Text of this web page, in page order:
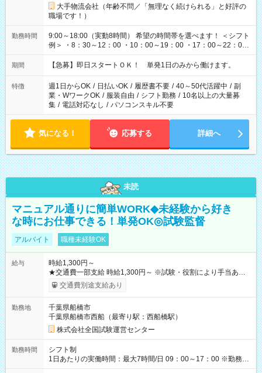
大手物流会社（年齢不問／「無理なく続けられる」と好評の
職場です！）
勤務時間
9:00～18:00（実動8時間） 希望の時間帯を選べます！ ＜シフト
例＞ ・8：30～12：00 ・10：00～19：00 ・17：00～22：00
・13：00～22：00 ・22：00～翌6：00 など
期間 【急募】即日スタートＯＫ！ 単発1日のみから働けます。
特徴 週1日からOK / 日払いOK / 履歴書不要 / 40～50代活躍中 / 副
業・WワークOK / 服装自由 / シフト勤務 / 10名以上の大量募
集 / 電話対応なし / パソコンスキル不要
気になる！ 応募する 詳細へ
未読
マニュアル通りに簡単WORK◆未経験から好き
な時にお仕事できる！単発OK◎試験監督
アルバイト 職種未経験OK
給与
時給1,300円～
★交通費一部支給 時給1,300円～ ※試験・役割により手当あり
※勤務回数により昇給あり 【即給（前払い）オプションあ
り！】 希望される場合、勤務から1週間ほどで給与の一部を受け
例】 ・河合塾模擬試験 8:30～17:30（休憩1時間） 時給1,300円
×8時間＝日収10,400円＋交通費 ※当日の役割により時給＋100
円の場合あり ・国家試験 7:00～13:30（休憩なし） 時給1,300
円（役割手当＋100円）×6時間＝日収8,400円＋交通費 【試用期
間】試用期間なし
交通費別途支給あり
勤務地
千葉県船橋市
千葉県船橋市西船（最寄り駅：西船橋駅）
株式会社全国試験運営センター
勤務時間
シフト制
1日あたりの実働時間：最大7時間/日 09：00～17：00 ※勤務時
間は 試験により異なります。